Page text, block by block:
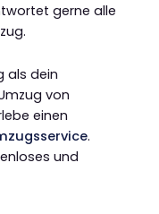
gerne alle
als dein
von
einen
.
und